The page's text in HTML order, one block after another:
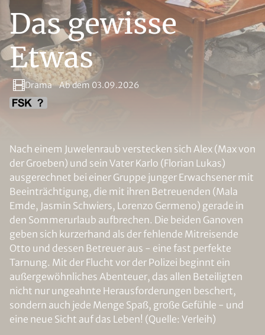
Das gewisse
Etwas
Drama Ab dem 03.09.2026
Nach einem Juwelenraub verstecken sich Alex (Max von
der Groeben) und sein Vater Karlo (Florian Lukas)
ausgerechnet bei einer Gruppe junger Erwachsener mit
Beeinträchtigung, die mit ihren Betreuenden (Mala
Emde, Jasmin Schwiers, Lorenzo Germeno) gerade in
den Sommerurlaub aufbrechen. Die beiden Ganoven
geben sich kurzerhand als der fehlende Mitreisende
Otto und dessen Betreuer aus - eine fast perfekte
Tarnung. Mit der Flucht vor der Polizei beginnt ein
außergewöhnliches Abenteuer, das allen Beteiligten
nicht nur ungeahnte Herausforderungen beschert,
sondern auch jede Menge Spaß, große Gefühle - und
eine neue Sicht auf das Leben! (Quelle: Verleih)